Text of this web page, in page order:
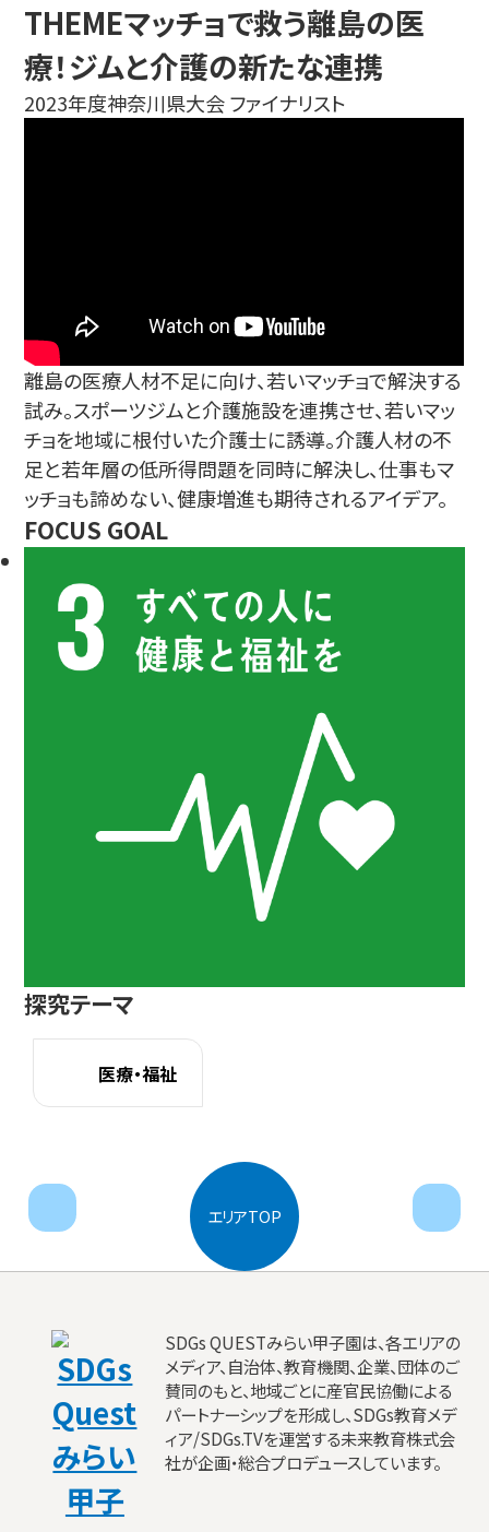
THEMEマッチョで救う離島の医
療！ジムと介護の新たな連携
2023年度神奈川県大会 ファイナリスト
離島の医療人材不足に向け、若いマッチョで解決する
試み。スポーツジムと介護施設を連携させ、若いマッ
チョを地域に根付いた介護士に誘導。介護人材の不
足と若年層の低所得問題を同時に解決し、仕事もマ
ッチョも諦めない、健康増進も期待されるアイデア。
FOCUS GOAL
探究テーマ
医療・福祉
エリアTOP
SDGs QUESTみらい甲子園は、各エリアの
メディア、自治体、教育機関、企業、団体のご
賛同のもと、地域ごとに産官民協働による
パートナーシップを形成し、SDGs教育メデ
ィア/SDGs.TVを運営する未来教育株式会
社が企画・総合プロデュースしています。